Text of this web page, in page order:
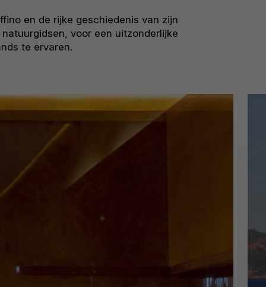
en de rijke geschiedenis van zijn
voor een uitzonderlijke
te ervaren.